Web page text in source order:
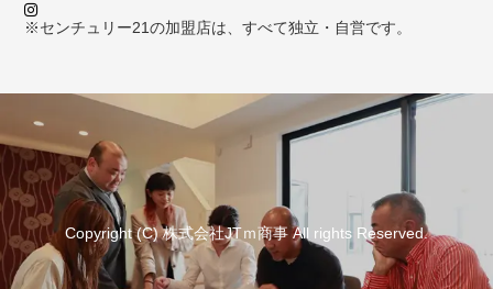
※センチュリー21の加盟店は、すべて独立・自営です。
Copyright (C) 株式会社JTｍ商事 All rights Reserved.